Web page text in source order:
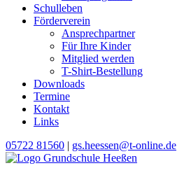
Schulleben
Förderverein
Ansprechpartner
Für Ihre Kinder
Mitglied werden
T-Shirt-Bestellung
Downloads
Termine
Kontakt
Links
05722 81560 | gs.heessen@t-online.de